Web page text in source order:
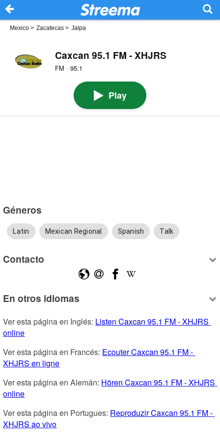
Mexico > Zacatecas > Jalpa
Caxcan 95.1 FM - XHJRS
FM · 95.1
Play
Géneros
Latin Mexican Regional Spanish Talk
Contacto
En otros idiomas
Ver esta página en Inglés: Listen Caxcan 95.1 FM - XHJRS
online
Ver esta página en Francés: Ecouter Caxcan 95.1 FM -
XHJRS en ligne
Ver esta página en Alemán: Hören Caxcan 95.1 FM - XHJRS
online
Ver esta página en Portugues: Reproduzir Caxcan 95.1 FM -
XHJRS ao vivo